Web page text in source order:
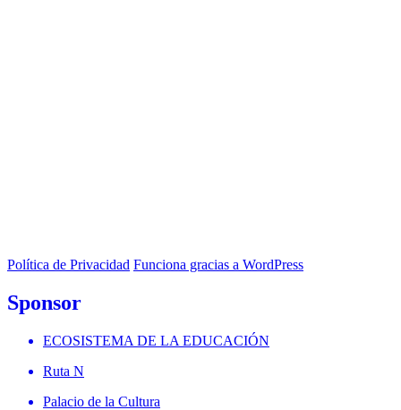
Política de Privacidad Funciona gracias a WordPress
Sponsor
ECOSISTEMA DE LA EDUCACIÓN
Ruta N
Palacio de la Cultura